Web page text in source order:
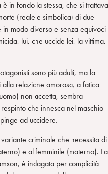
in fondo la stessa, che si trattava
(reale e simbolica) di due
modo diverso e senza equivoci
lui, che uccide lei, la vittima,
sono più adulti, ma la
alla relazione amorosa, a fatica
non accetta, sembra
che innesca nel maschio
ad uccidere.
criminale che necessita di
e al femminile (materno). La
è indagata per complicità